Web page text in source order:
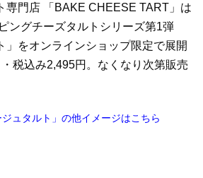
専門店 「BAKE CHEESE TART」は
ングチーズタルトシリーズ第1弾
」をオンラインショップ限定で展開
税込み2,495円。なくなり次第販売
ジュタルト」の他イメージはこちら